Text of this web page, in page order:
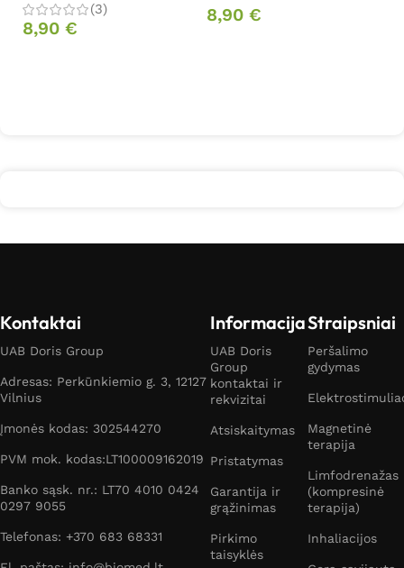
(3)
8,90 €
8,90 €
Kontaktai
UAB Doris Group
Adresas: Perkūnkiemio g. 3, 12127
Vilnius
Įmonės kodas: 302544270
PVM mok. kodas:LT100009162019
Banko sąsk. nr.: LT70 4010 0424
0297 9055
Telefonas: +370 683 68331
Informacija
UAB Doris
Group
kontaktai ir
rekvizitai
Atsiskaitymas
Pristatymas
Garantija ir
grąžinimas
Pirkimo
taisyklės
Straipsniai
Peršalimo
gydymas
Magnetinė
terapija
Limfodrenažas
(kompresinė
terapija)
Inhaliacijos